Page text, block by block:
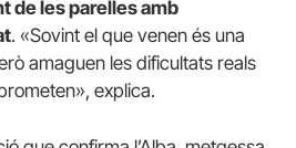
de les parelles amb
. «Sovint el que venen és una
amaguen les dificultats reals
explica.